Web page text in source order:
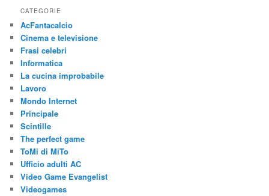
CATEGORIE
AcFantacalcio
Cinema e televisione
Frasi celebri
Informatica
La cucina improbabile
Lavoro
Mondo Internet
Principale
Scintille
The perfect game
ToMi di MiTo
Ufficio adulti AC
Video Game Evangelist
Videogames